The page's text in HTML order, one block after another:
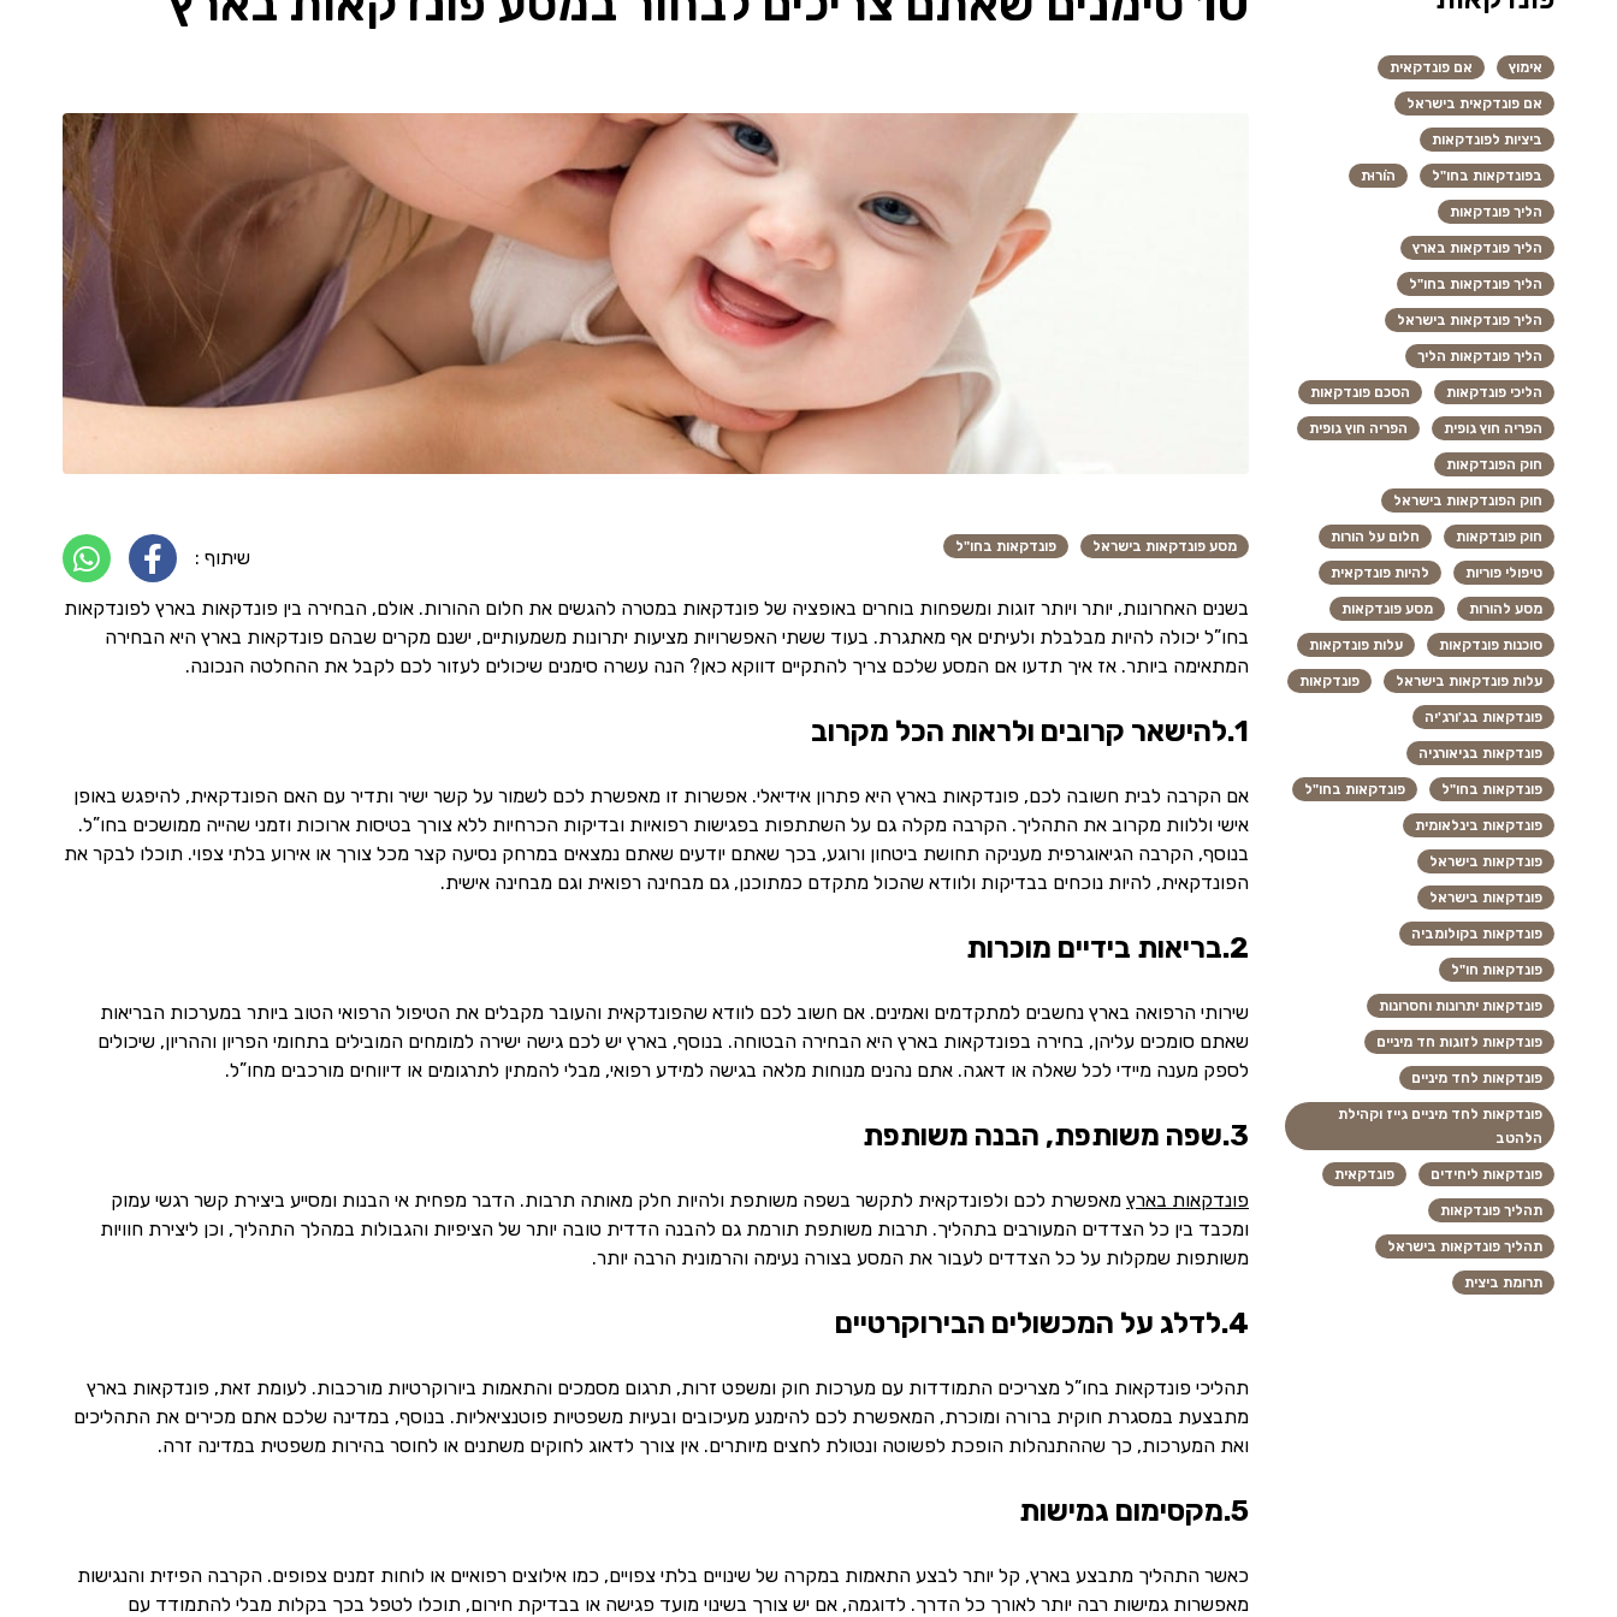
מסע פונדקאות בישראל פונדקאות בחו"ל שיתוף :
בשנים האחרונות, יותר ויותר זוגות ומשפחות בוחרים באופציה של פונדקאות במטרה להגשים את חלום ההורות. אולם, הבחירה בין פונדקאות בארץ לפונדקאות
בחו”ל יכולה להיות מבלבלת ולעיתים אף מאתגרת. בעוד ששתי האפשרויות מציעות יתרונות משמעותיים, ישנם מקרים שבהם פונדקאות בארץ היא הבחירה
המתאימה ביותר. אז איך תדעו אם המסע שלכם צריך להתקיים דווקא כאן? הנה עשרה סימנים שיכולים לעזור לכם לקבל את ההחלטה הנכונה.
1.להישאר קרובים ולראות הכל מקרוב
אם הקרבה לבית חשובה לכם, פונדקאות בארץ היא פתרון אידיאלי. אפשרות זו מאפשרת לכם לשמור על קשר ישיר ותדיר עם האם הפונדקאית, להיפגש באופן
אישי וללוות מקרוב את התהליך. הקרבה מקלה גם על השתתפות בפגישות רפואיות ובדיקות הכרחיות ללא צורך בטיסות ארוכות וזמני שהייה ממושכים בחו”ל.
בנוסף, הקרבה הגיאוגרפית מעניקה תחושת ביטחון ורוגע, בכך שאתם יודעים שאתם נמצאים במרחק נסיעה קצר מכל צורך או אירוע בלתי צפוי. תוכלו לבקר את
הפונדקאית, להיות נוכחים בבדיקות ולוודא שהכול מתקדם כמתוכנן, גם מבחינה רפואית וגם מבחינה אישית.
2.בריאות בידיים מוכרות
שירותי הרפואה בארץ נחשבים למתקדמים ואמינים. אם חשוב לכם לוודא שהפונדקאית והעובר מקבלים את הטיפול הרפואי הטוב ביותר במערכות הבריאות
שאתם סומכים עליהן, בחירה בפונדקאות בארץ היא הבחירה הבטוחה. בנוסף, בארץ יש לכם גישה ישירה למומחים המובילים בתחומי הפריון וההריון, שיכולים
לספק מענה מיידי לכל שאלה או דאגה. אתם נהנים מנוחות מלאה בגישה למידע רפואי, מבלי להמתין לתרגומים או דיווחים מורכבים מחו”ל.
3.שפה משותפת, הבנה משותפת
פונדקאות בארץ מאפשרת לכם ולפונדקאית לתקשר בשפה משותפת ולהיות חלק מאותה תרבות. הדבר מפחית אי הבנות ומסייע ביצירת קשר רגשי עמוק
ומכבד בין כל הצדדים המעורבים בתהליך. תרבות משותפת תורמת גם להבנה הדדית טובה יותר של הציפיות והגבולות במהלך התהליך, וכן ליצירת חוויות
משותפות שמקלות על כל הצדדים לעבור את המסע בצורה נעימה והרמונית הרבה יותר.
4.לדלג על המכשולים הבירוקרטיים
תהליכי פונדקאות בחו”ל מצריכים התמודדות עם מערכות חוק ומשפט זרות, תרגום מסמכים והתאמות ביורוקרטיות מורכבות. לעומת זאת, פונדקאות בארץ
מתבצעת במסגרת חוקית ברורה ומוכרת, המאפשרת לכם להימנע מעיכובים ובעיות משפטיות פוטנציאליות. בנוסף, במדינה שלכם אתם מכירים את התהליכים
ואת המערכות, כך שההתנהלות הופכת לפשוטה ונטולת לחצים מיותרים. אין צורך לדאוג לחוקים משתנים או לחוסר בהירות משפטית במדינה זרה.
5.מקסימום גמישות
כאשר התהליך מתבצע בארץ, קל יותר לבצע התאמות במקרה של שינויים בלתי צפויים, כמו אילוצים רפואיים או לוחות זמנים צפופים. הקרבה הפיזית והנגישות
מאפשרות גמישות רבה יותר לאורך כל הדרך. לדוגמה, אם יש צורך בשינוי מועד פגישה או בבדיקת חירום, תוכלו לטפל בכך בקלות מבלי להתמודד עם
אימוץ אם פונדקאית
אם פונדקאית בישראל
ביציות לפונדקאות
בפונדקאות בחו"ל הוֹרוּת
הליך פונדקאות
הליך פונדקאות בארץ
הליך פונדקאות בחו"ל
הליך פונדקאות בישראל
הליך פונדקאות הליך
הליכי פונדקאות הסכם פונדקאות
הפריה חוץ גופית הפריה חוץ גופית
חוק הפונדקאות
חוק הפונדקאות בישראל
חוק פונדקאות חלום על הורות
טיפולי פוריות להיות פונדקאית
מסע להורות מסע פונדקאות
סוכנות פונדקאות עלות פונדקאות
עלות פונדקאות בישראל פונדקאות
פונדקאות בג'ורג'יה
פונדקאות בגיאורגיה
פונדקאות בחו"ל פונדקאות בחו"ל
פונדקאות בינלאומית
פונדקאות בישראל
פונדקאות בישראל
פונדקאות בקולומביה
פונדקאות חו"ל
פונדקאות יתרונות וחסרונות
פונדקאות לזוגות חד מיניים
פונדקאות לחד מיניים
פונדקאות לחד מיניים גייז וקהילת
הלהטב
פונדקאות ליחידים פונדקאית
תהליך פונדקאות
תהליך פונדקאות בישראל
תרומת ביצית